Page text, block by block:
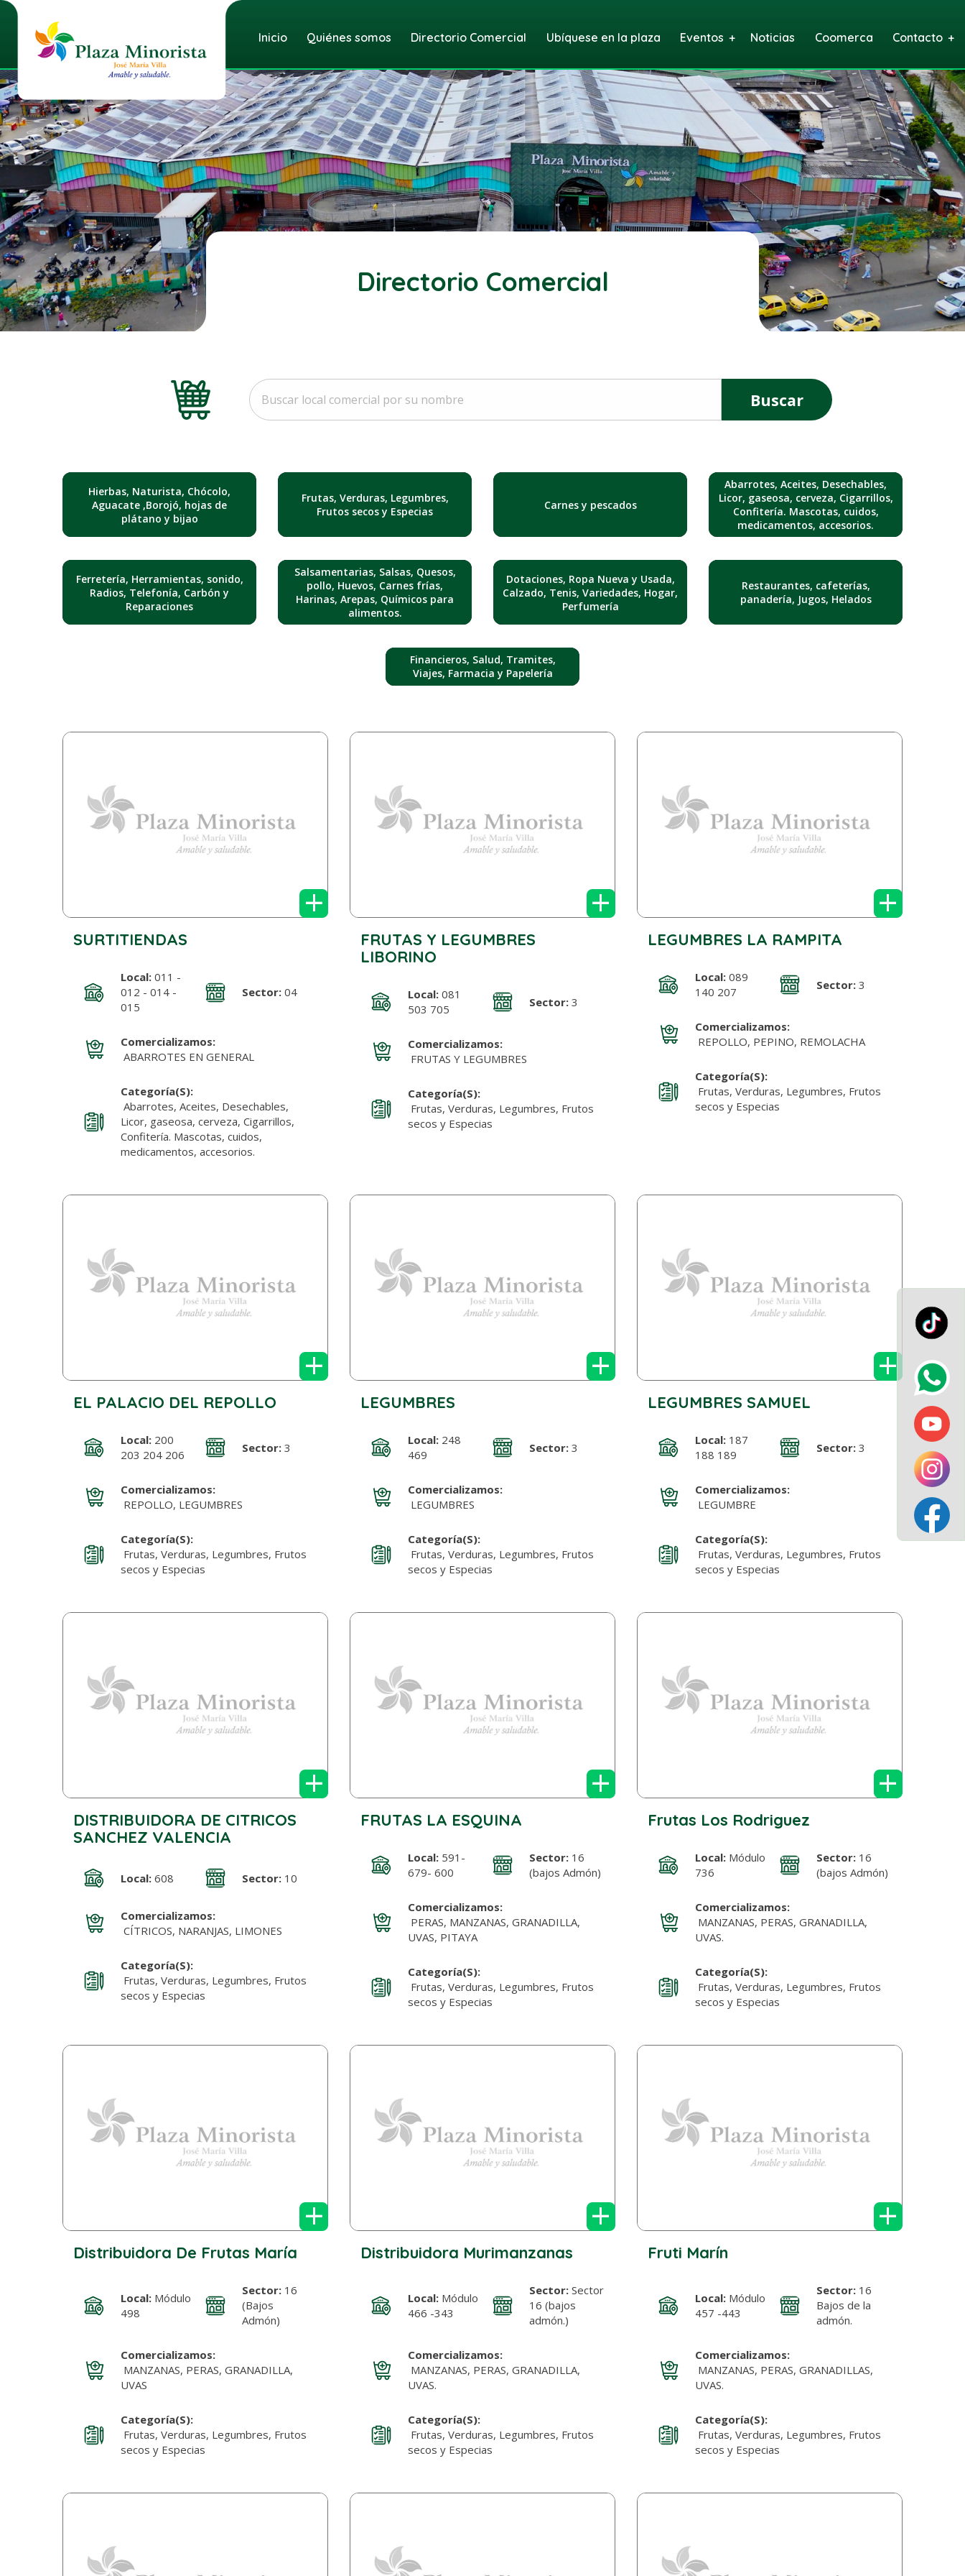
Inicio Quiénes somos Directorio Comercial Ubíquese en la plaza Eventos Noticias Coomerca Contacto
Directorio Comercial
Buscar
Hierbas, Naturista, Chócolo,
Aguacate ,Borojó, hojas de
plátano y bijao
Frutas, Verduras, Legumbres,
Frutos secos y Especias
Carnes y pescados
Abarrotes, Aceites, Desechables,
Licor, gaseosa, cerveza, Cigarrillos,
Confitería. Mascotas, cuidos,
medicamentos, accesorios.
Ferretería, Herramientas, sonido,
Radios, Telefonía, Carbón y
Reparaciones
Salsamentarias, Salsas, Quesos,
pollo, Huevos, Carnes frías,
Harinas, Arepas, Químicos para
alimentos.
Dotaciones, Ropa Nueva y Usada,
Calzado, Tenis, Variedades, Hogar,
Perfumería
Restaurantes, cafeterías,
panadería, Jugos, Helados
Financieros, Salud, Tramites,
Viajes, Farmacia y Papelería
+
SURTITIENDAS
Local:011 -
012 - 014 -
015
Sector: 04
Comercializamos:
ABARROTES EN GENERAL
Categoría(s):
Abarrotes, Aceites, Desechables,
Licor, gaseosa, cerveza, Cigarrillos,
Confitería. Mascotas, cuidos,
medicamentos, accesorios.
+
FRUTAS Y LEGUMBRES
LIBORINO
Local:081
503 705
Sector: 3
Comercializamos:
FRUTAS Y LEGUMBRES
Categoría(s):
Frutas, Verduras, Legumbres, Frutos
secos y Especias
+
LEGUMBRES LA RAMPITA
Local:089
140 207
Sector: 3
Comercializamos:
REPOLLO, PEPINO, REMOLACHA
Categoría(s):
Frutas, Verduras, Legumbres, Frutos
secos y Especias
+
EL PALACIO DEL REPOLLO
Local:200
203 204 206
Sector: 3
Comercializamos:
REPOLLO, LEGUMBRES
Categoría(s):
Frutas, Verduras, Legumbres, Frutos
secos y Especias
+
LEGUMBRES
Local:248
469
Sector: 3
Comercializamos:
LEGUMBRES
Categoría(s):
Frutas, Verduras, Legumbres, Frutos
secos y Especias
+
LEGUMBRES SAMUEL
Local:187
188 189
Sector: 3
Comercializamos:
LEGUMBRE
Categoría(s):
Frutas, Verduras, Legumbres, Frutos
secos y Especias
+
DISTRIBUIDORA DE CITRICOS
SANCHEZ VALENCIA
Local:608 Sector: 10
Comercializamos:
CÍTRICOS, NARANJAS, LIMONES
Categoría(s):
Frutas, Verduras, Legumbres, Frutos
secos y Especias
+
FRUTAS LA ESQUINA
Local:591-
679- 600
Sector: 16
(bajos Admón)
Comercializamos:
PERAS, MANZANAS, GRANADILLA,
UVAS, PITAYA
Categoría(s):
Frutas, Verduras, Legumbres, Frutos
secos y Especias
+
Frutas Los Rodriguez
Local:Módulo
736
Sector: 16
(bajos Admón)
Comercializamos:
MANZANAS, PERAS, GRANADILLA,
UVAS.
Categoría(s):
Frutas, Verduras, Legumbres, Frutos
secos y Especias
+
Distribuidora De Frutas María
Local:Módulo
498
Sector: 16
(Bajos
Admón)
Comercializamos:
MANZANAS, PERAS, GRANADILLA,
UVAS
Categoría(s):
Frutas, Verduras, Legumbres, Frutos
secos y Especias
+
Distribuidora Murimanzanas
Local:Módulo
466 -343
Sector: Sector
16 (bajos
admón.)
Comercializamos:
MANZANAS, PERAS, GRANADILLA,
UVAS.
Categoría(s):
Frutas, Verduras, Legumbres, Frutos
secos y Especias
+
Fruti Marín
Local:Módulo
457 -443
Sector: 16
Bajos de la
admón.
Comercializamos:
MANZANAS, PERAS, GRANADILLAS,
UVAS.
Categoría(s):
Frutas, Verduras, Legumbres, Frutos
secos y Especias